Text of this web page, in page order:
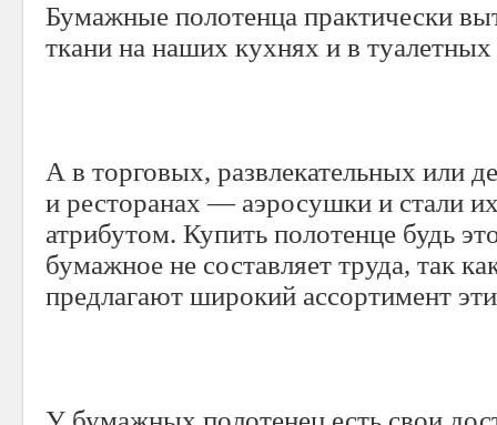
Бумажные полотенца практически
ткани на наших кухнях и в туалетных
А в торговых, развлекательных или
и ресторанах — аэросушки и стали
атрибутом. Купить полотенце будь
бумажное не составляет труда, так
предлагают широкий ассортимент